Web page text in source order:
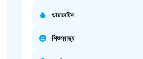
ডায়াবেটিস
শিশুস্বাস্থ্য